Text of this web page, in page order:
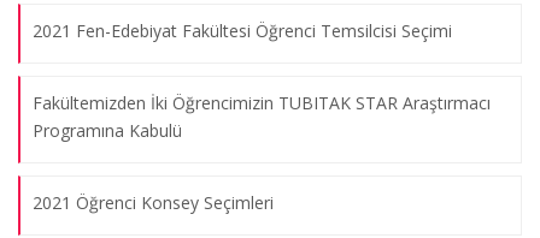
2021 Fen-Edebiyat Fakültesi Öğrenci Temsilcisi Seçimi
Fakültemizden İki Öğrencimizin TUBITAK STAR Araştırmacı
Programına Kabulü
2021 Öğrenci Konsey Seçimleri